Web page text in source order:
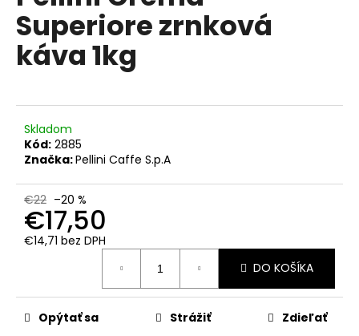
0,0
z
5
hviezdičiek.
Superiore zrnková
káva 1kg
Skladom
Kód: 2885
Značka:Pellini Caffe S.p.A
€22 –20 %
€17,50
€14,71 bez DPH
DO KOŠÍKA
Opýtať sa Strážiť Zdieľať
a
m
e
KIMBO
GOURMET
ZRNKOVÁ
KÁVA
KG
€18,90
Pôvodne:
€19,90